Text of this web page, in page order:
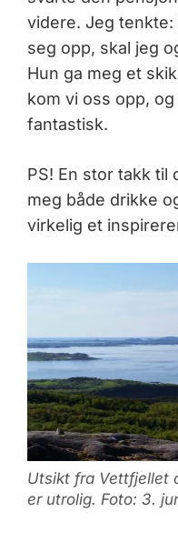
videre. Jeg tenkte:
seg opp, skal jeg
Hun ga meg et
kom vi oss opp,
fantastisk.
PS! En stor takk til
meg både drikke
virkelig et
Utsikt fra Vettfjellet
er utrolig. Foto: 3.